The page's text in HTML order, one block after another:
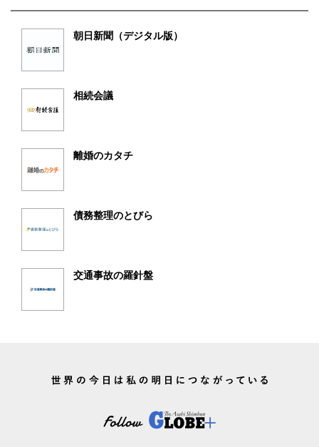
朝日新聞（デジタル版）
相続会議
離婚のカタチ
債務整理のとびら
交通事故の羅針盤